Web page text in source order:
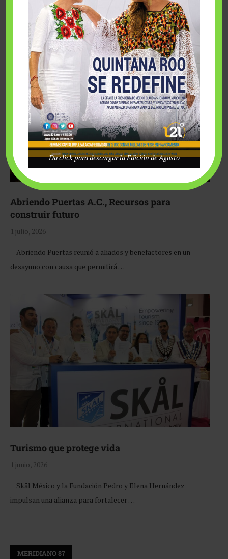
Fairmont Mayakoba y Make-A-Wish México unieron
esfuerzos para hacer realidad el deseo de una …
Abriendo Puertas A.C., Recursos para
construir futuro
1 julio, 2026
Abriendo Puertas reunió a aliados y benefactores en un
desayuno con causa que permitirá …
Turismo que protege vida
1 junio, 2026
Skål México y la Fundación Pedro y Elena Hernández
impulsan una alianza para fortalecer …
MERIDIANO 87
Da click para descargar la Edición de Agosto